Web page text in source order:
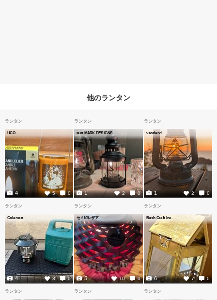
他のランタン
ランタン
UCO
5 0
4
ランタン
tent-MARK DESIGNS
2 0
1
ランタン
vastland
2 0
1
ランタン
Coleman
3 0
4
ランタン
セミ印レザア
10 0
5
ランタン
Bush Craft Inc.
7 0
6
ランタン ランタン ランタン